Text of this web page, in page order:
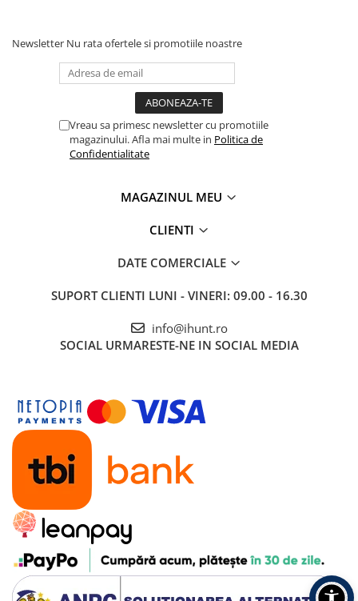
Aparate de Cafea
Aspiratoare Verticale
Friteuze Aer Cald / Air Fryer
Mașini de Spălat
Mașini de Spălat Vase
Accesorii Consumabile
Uscătoare Haine
INGRIJIRE PERSONALA
Uscătoare de Păr
Plăci de Îndreptat Părul
SPA
CASA, GRADINA SI BRICOLAJ
Sigurante inteligente
Camere de supraveghere
Climatizare
Newsletter Nu rata ofertele si promotiile noastre
Vreau sa primesc newsletter cu promotiile
magazinului. Afla mai multe in Politica de
Confidentialitate
MAGAZINUL MEU
CLIENTI
DATE COMERCIALE
SUPORT CLIENTI LUNI - VINERI: 09.00 - 16.30
info@ihunt.ro
SOCIAL URMARESTE-NE IN SOCIAL MEDIA